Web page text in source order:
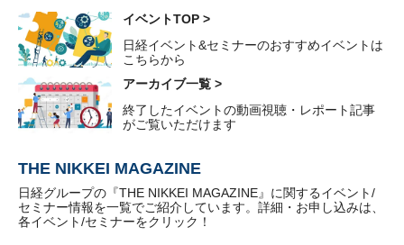
イベントTOP >
日経イベント&セミナーのおすすめイベントは
こちらから
アーカイブ一覧 >
終了したイベントの動画視聴・レポート記事
がご覧いただけます
THE NIKKEI MAGAZINE
日経グループの『THE NIKKEI MAGAZINE』に関するイベント/
セミナー情報を一覧でご紹介しています。詳細・お申し込みは、
各イベント/セミナーをクリック！